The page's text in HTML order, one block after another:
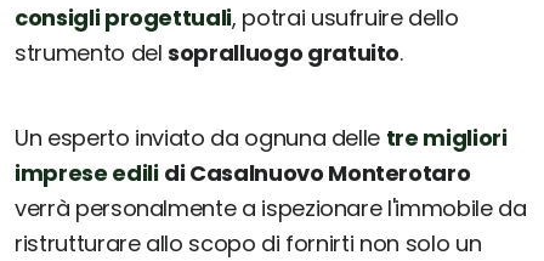
consigli progettuali, potrai usufruire dello
strumento delsopralluogo gratuito.
Un esperto inviato da ognuna delle tre migliori
imprese edili di Casalnuovo Monterotaro
verrà personalmente a ispezionare l'immobile da
ristrutturare allo scopo di fornirti non solo un